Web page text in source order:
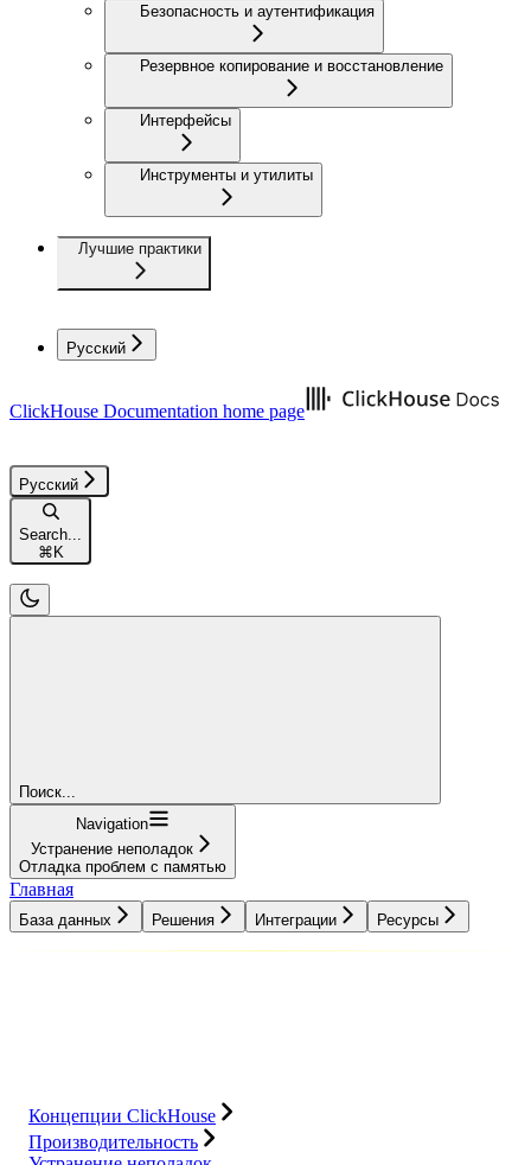
Безопасность и аутентификация
Резервное копирование и восстановление
Интерфейсы
Инструменты и утилиты
Лучшие практики
Русский
ClickHouse Documentation home page
Русский
Search...
⌘ K
Поиск...
Navigation
Устранение неполадок
Отладка проблем с памятью
Главная
База данных Решения Интеграции Ресурсы
Концепции ClickHouse
Производительность